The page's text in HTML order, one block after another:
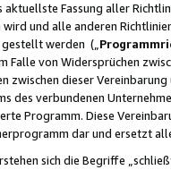
Fassung aller
und alle anderen
werden („
Falle von Widersprüchen
zwischen dieser
des verbundenen
Programm. Diese
dar und ersetzt
sich die Begriffe